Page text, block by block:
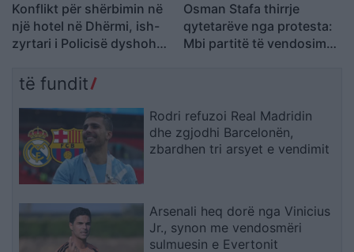
Konflikt për shërbimin në
një hotel në Dhërmi, ish-
zyrtari i Policisë dyshohet
dhe administratorin
Osman Stafa thirrje
qytetarëve nga protesta:
Mbi partitë të vendosim
të fundit
Rodri refuzoi Real Madridin
dhe zgjodhi Barcelonën,
zbardhen tri arsyet e vendimit
Arsenali heq dorë nga Vinicius
Jr., synon me vendosmëri
sulmuesin e Evertonit